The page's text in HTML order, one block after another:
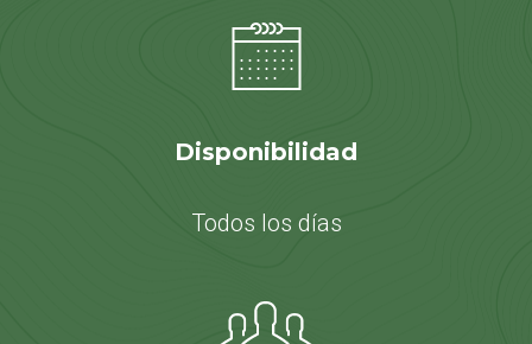
Disponibilidad
Todos los días